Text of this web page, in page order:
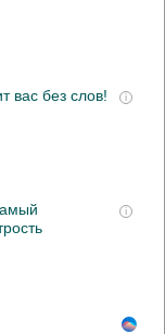
i
вас без слов!
i